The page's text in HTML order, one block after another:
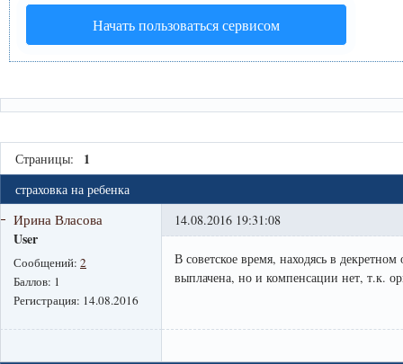
Начать пользоваться сервисом
Страницы: 1
страховка на ребенка
Ирина Власова
User
Сообщений: 2
Баллов: 1
Регистрация: 14.08.2016
14.08.2016 19:31:08
В советское время, находясь в
выплачена, но и компенсации нет, т.к.